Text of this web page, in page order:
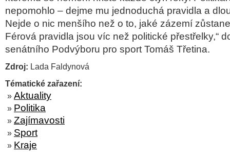
nepomohlo – dejme mu jednoduchá pravidla a
Nejde o nic menšího než o to, jaké zázemí
Férová pravidla jsou víc než politické přestřelky,“
senátního Podvýboru pro sport Tomáš Třetina.
Zdroj: Lada Faldynová
Tématické zařazení:
» Aktuality
» Politika
» Zajímavosti
» Sport
» Kraje